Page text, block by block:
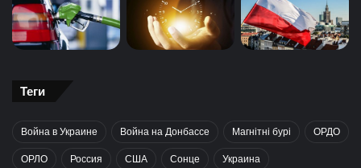
Теги
Война в Украине Война на Донбассе Магнітні бурі ОРДО
ОРЛО Россия США Сонце Украина